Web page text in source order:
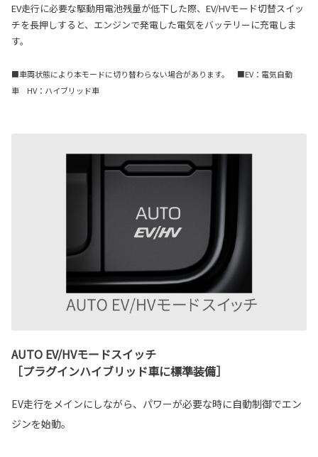
EV走行に必要な駆動用電池残量が低下した際、EV/HVモード切替スイッ
チを長押しすると、エンジンで発電した電気をバッテリーに充電しま
す。
■車両状態により本モードに切り替わらない場合があります。 ■EV：電気自動
車 HV：ハイブリッド車
AUTO EV/HVモードスイッチ
［プラグインハイブリッド車に標準装備］
EV走行をメインにしながら、パワーが必要な時に自動制御でエン
ジンを始動。